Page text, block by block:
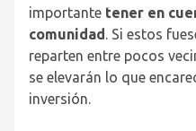
importante tener en
comunidad. Si estos
reparten entre pocos
se elevarán lo que
inversión.